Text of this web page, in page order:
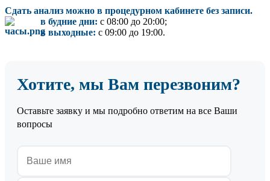
Сдать анализ можно в процедурном кабинете без записи.
в будние дни: с 08:00 до 20:00;
в выходные: с 09:00 до 19:00.
Хотите, мы Вам перезвоним?
Оставьте заявку и мы подробно ответим на все Ваши
вопросы